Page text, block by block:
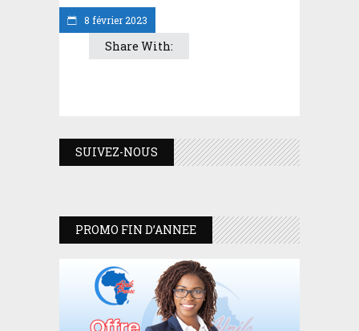
8 février 2023
Share With:
SUIVEZ-NOUS
PROMO FIN D’ANNEE